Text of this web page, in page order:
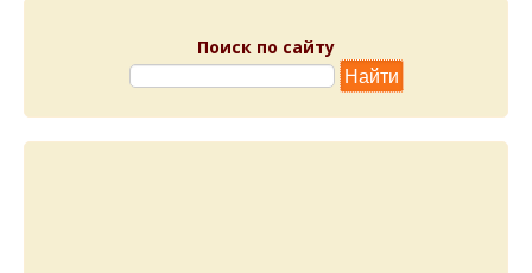
Поиск по сайту